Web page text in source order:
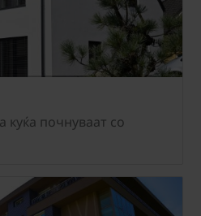
почнуваат со